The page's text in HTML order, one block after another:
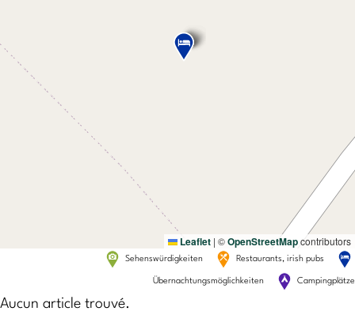
Leaflet | ©OpenStreetMapcontributors
Sehenswürdigkeiten Restaurants, irish pubs
Übernachtungsmöglichkeiten Campingplätze
Aucun article trouvé.